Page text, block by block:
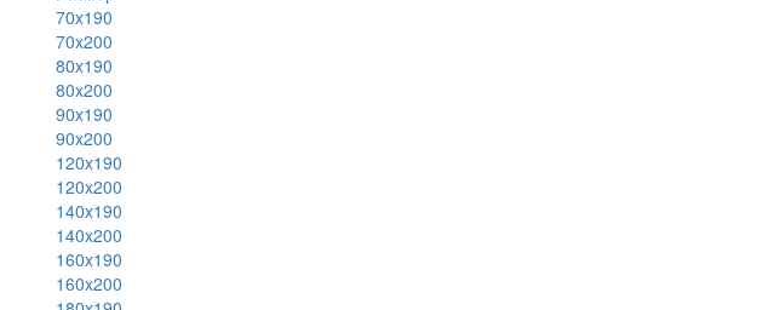
70x190
70x200
80x190
80x200
90x190
90x200
120x190
120x200
140x190
140x200
160x190
160x200